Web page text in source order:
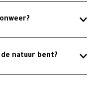
natuur bent?